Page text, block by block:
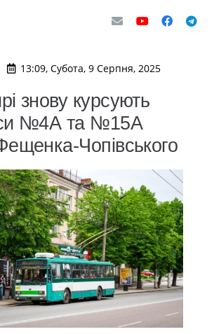
13:09, Субота, 9 Серпня, 2025
знову курсують
№4А та №15А
Чопівського